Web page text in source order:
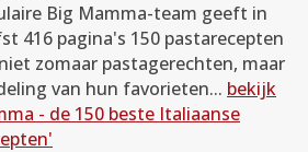
Big Mamma-team geeft in
416 pagina's 150 pastarecepten
zomaar pastagerechten, maar
van hun favorieten... bekijk
- de 150 beste Italiaanse